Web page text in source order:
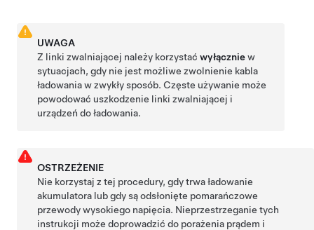
UWAGA
Z linki zwalniającej należy korzystaćwyłączniew
sytuacjach, gdy nie jest możliwe zwolnienie kabla
ładowania w zwykły sposób. Częste używanie może
powodować uszkodzenie linki zwalniającej i
urządzeń do ładowania.
OSTRZEŻENIE
Nie korzystaj z tej procedury, gdy trwa ładowanie
akumulatora lub gdy są odsłonięte pomarańczowe
przewody wysokiego napięcia. Nieprzestrzeganie tych
instrukcji może doprowadzić do porażenia prądem i